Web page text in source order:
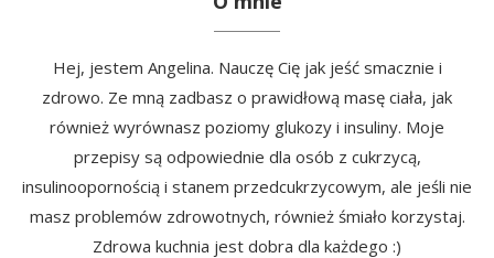
Hej, jestem Angelina. Nauczę Cię jak jeść smacznie i
zdrowo. Ze mną zadbasz o prawidłową masę ciała, jak
również wyrównasz poziomy glukozy i insuliny. Moje
przepisy są odpowiednie dla osób z cukrzycą,
insulinoopornością i stanem przedcukrzycowym, ale jeśli nie
masz problemów zdrowotnych, również śmiało korzystaj.
Zdrowa kuchnia jest dobra dla każdego :)